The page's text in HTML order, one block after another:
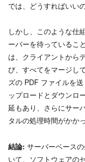
では、どうすればいい
しかし、このような仕
ーバーを待っているこ
は、クライアントから
び、すべてをマージし
ズの PDF ファイルを
ップロードとダウンロ
延もあり、さらにサー
タルの処理時間がかか
結論: サーバーベース
いて、ソフトウェアの